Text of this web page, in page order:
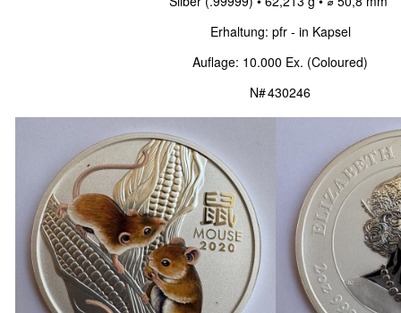
Erhaltung: pfr - in Kapsel
Auflage: 10.000 Ex. (Coloured)
N# 430246